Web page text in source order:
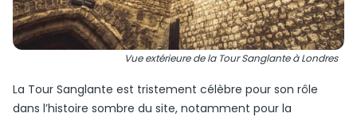
Vue extérieure de la Tour Sanglante à Londres
La Tour Sanglante est tristement célèbre pour son rôle
dans l’histoire sombre du site, notamment pour la